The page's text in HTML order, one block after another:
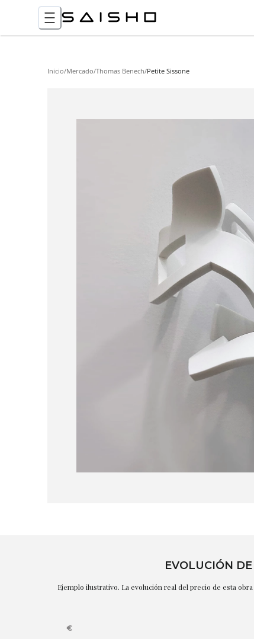
Inicio/Mercado/Thomas Benech/Petite Sissone
EVOLUCIÓN
Ejemplo ilustrativo. La evolución real del precio de esta